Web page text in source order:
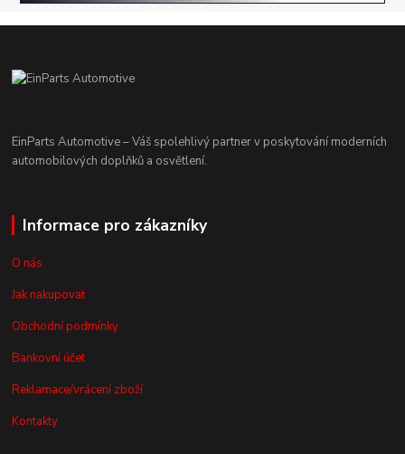
EinParts Automotive – Váš spolehlivý partner v poskytování moderních
automobilových doplňků a osvětlení.
Informace pro zákazníky
O nás
Jak nakupovat
Obchodní podmínky
Bankovní účet
Reklamace/vrácení zboží
Kontakty